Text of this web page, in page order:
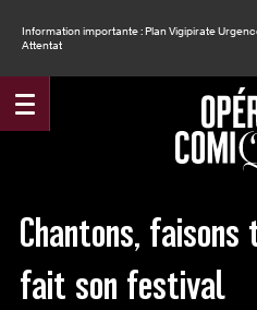
Information importante : Plan Vigipirate
Attentat
Chantons,
fait son festival